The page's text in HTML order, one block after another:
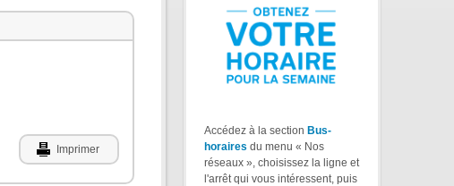
Imprimer
Accédez à la section Bus-
horaires du menu « Nos
réseaux », choisissez la ligne et
l'arrêt qui vous intéressent, puis